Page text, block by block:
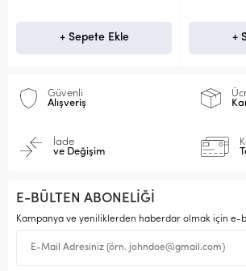
+ Sepete Ekle +
Güvenli
Alışveriş
İade
ve Değişim
E-BÜLTEN ABONELİĞİ
Kampanya ve yeniliklerden haberdar olmak için e-